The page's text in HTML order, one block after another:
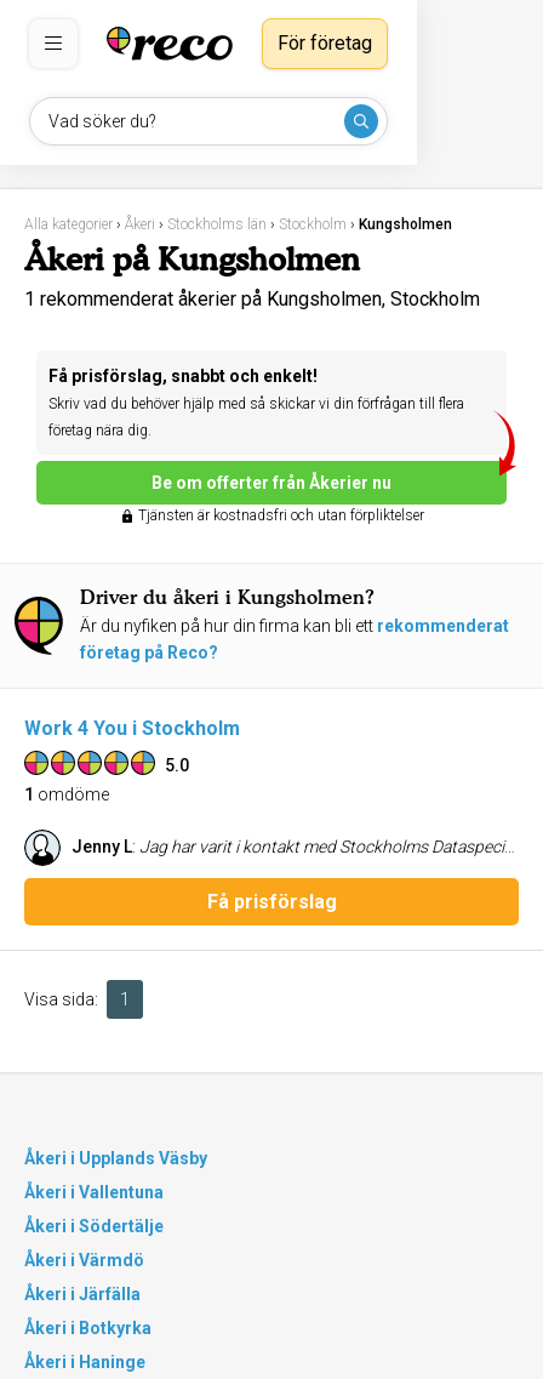
Vad söker du?
För företag
Alla kategorier › Åkeri › Stockholms län › Stockholm › Kungsholmen
Åkeri på Kungsholmen
1 rekommenderat åkerier på Kungsholmen, Stockholm
Få prisförslag, snabbt och enkelt!
Skriv vad du behöver hjälp med så skickar vi din förfrågan till flera
företag nära dig.
Be om offerter från Åkerier nu
Tjänsten är kostnadsfri och utan förpliktelser
Driver du åkeri i Kungsholmen?
Är du nyfiken på hur din firma kan bli ett rekommenderat
företag på Reco?
Work 4 You i Stockholm
5.0
1 omdöme
Jenny L: Jag har varit i kontakt med Stockholms Dataspecialist angående dataproblem, och inköp av ny dator. Jag är mycket nöjd och vill gärna rekomendera dom. Trevlig och kunnig personal, och snabb service.
Få prisförslag
Visa sida: 1
Åkeri i Upplands Väsby
Åkeri i Vallentuna
Åkeri i Södertälje
Åkeri i Värmdö
Åkeri i Järfälla
Åkeri i Botkyrka
Åkeri i Haninge